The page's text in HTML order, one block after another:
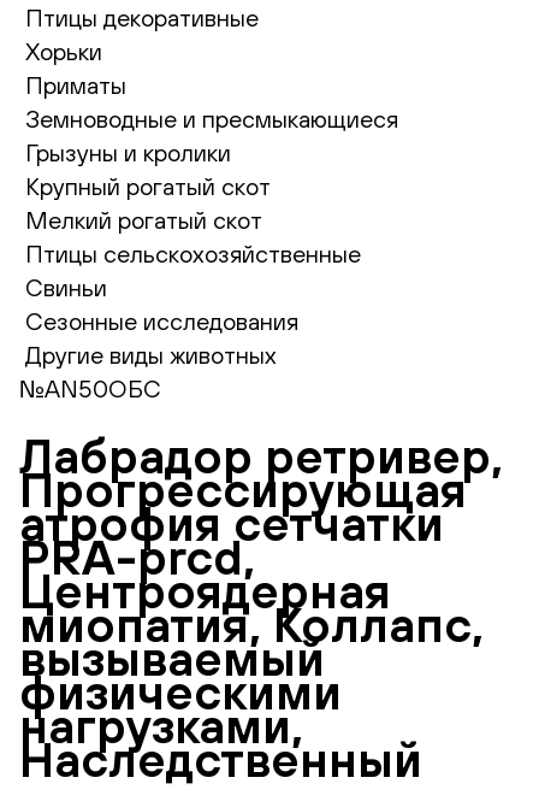
Птицы декоративные
Хорьки
Приматы
Земноводные и пресмыкающиеся
Грызуны и кролики
Крупный рогатый скот
Мелкий рогатый скот
Птицы сельскохозяйственные
Свиньи
Сезонные исследования
Другие виды животных
№AN50ОБС
Лабрадор ретривер,
Прогрессирующая
атрофия сетчатки
PRA-prcd,
Центроядерная
миопатия, Коллапс,
вызываемый
физическими
нагрузками,
Наследственный